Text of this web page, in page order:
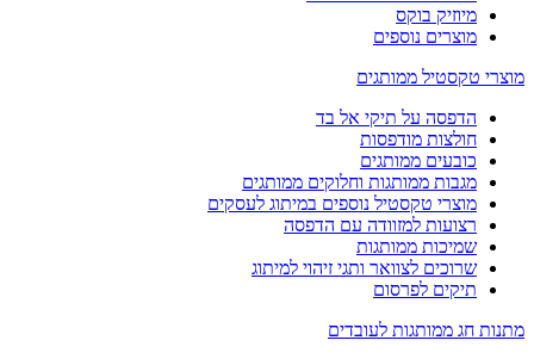
מיוזיק בוקס
מוצרים נוספים
מוצרי טקסטיל ממותגים
הדפסה על תיקי אל בד
חולצות מודפסות
כובעים ממותגים
מגבות ממותגות וחלוקים ממותגים
מוצרי טקסטיל נוספים במיתוג לעסקים
רצועות למזוודה עם הדפסה
שמיכות ממותגות
שרוכים לצוואר ותגי זיהוי למיתוג
תיקים לפרסום
מתנות חג ממותגות לעובדים